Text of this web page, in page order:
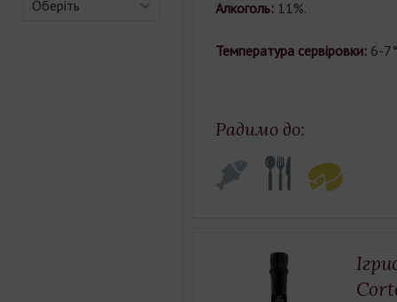
Оберіть Алкоголь: 11%.
Температура сервіровки: 6-
Радимо до: